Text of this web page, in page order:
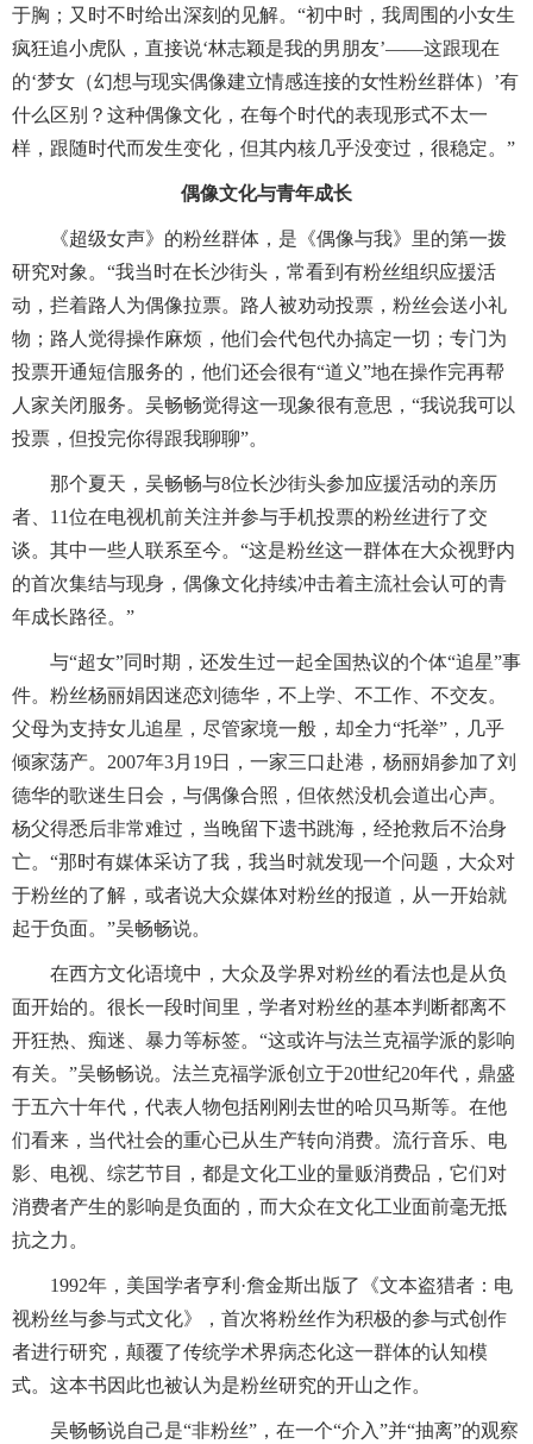
于胸；又时不时给出深刻的见解。“初中时，我周围的小女生
疯狂追小虎队，直接说‘林志颖是我的男朋友’——这跟现在
的‘梦女（幻想与现实偶像建立情感连接的女性粉丝群体）’有
什么区别？这种偶像文化，在每个时代的表现形式不太一
样，跟随时代而发生变化，但其内核几乎没变过，很稳定。”
偶像文化与青年成长
《超级女声》的粉丝群体，是《偶像与我》里的第一拨
研究对象。“我当时在长沙街头，常看到有粉丝组织应援活
动，拦着路人为偶像拉票。路人被劝动投票，粉丝会送小礼
物；路人觉得操作麻烦，他们会代包代办搞定一切；专门为
投票开通短信服务的，他们还会很有“道义”地在操作完再帮
人家关闭服务。吴畅畅觉得这一现象很有意思，“我说我可以
投票，但投完你得跟我聊聊”。
那个夏天，吴畅畅与8位长沙街头参加应援活动的亲历
者、11位在电视机前关注并参与手机投票的粉丝进行了交
谈。其中一些人联系至今。“这是粉丝这一群体在大众视野内
的首次集结与现身，偶像文化持续冲击着主流社会认可的青
年成长路径。”
与“超女”同时期，还发生过一起全国热议的个体“追星”事
件。粉丝杨丽娟因迷恋刘德华，不上学、不工作、不交友。
父母为支持女儿追星，尽管家境一般，却全力“托举”，几乎
倾家荡产。2007年3月19日，一家三口赴港，杨丽娟参加了刘
德华的歌迷生日会，与偶像合照，但依然没机会道出心声。
杨父得悉后非常难过，当晚留下遗书跳海，经抢救后不治身
亡。“那时有媒体采访了我，我当时就发现一个问题，大众对
于粉丝的了解，或者说大众媒体对粉丝的报道，从一开始就
起于负面。”吴畅畅说。
在西方文化语境中，大众及学界对粉丝的看法也是从负
面开始的。很长一段时间里，学者对粉丝的基本判断都离不
开狂热、痴迷、暴力等标签。“这或许与法兰克福学派的影响
有关。”吴畅畅说。法兰克福学派创立于20世纪20年代，鼎盛
于五六十年代，代表人物包括刚刚去世的哈贝马斯等。在他
们看来，当代社会的重心已从生产转向消费。流行音乐、电
影、电视、综艺节目，都是文化工业的量贩消费品，它们对
消费者产生的影响是负面的，而大众在文化工业面前毫无抵
抗之力。
1992年，美国学者亨利·詹金斯出版了《文本盗猎者：电
视粉丝与参与式文化》，首次将粉丝作为积极的参与式创作
者进行研究，颠覆了传统学术界病态化这一群体的认知模
式。这本书因此也被认为是粉丝研究的开山之作。
吴畅畅说自己是“非粉丝”，在一个“介入”并“抽离”的观察